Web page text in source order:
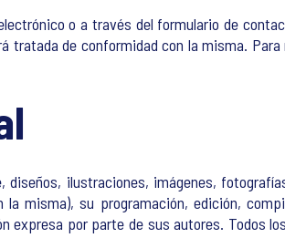
o a través del formulario de
tratada de conformidad con la misma.
ilustraciones, imágenes,
misma), su programación, edición,
expresa por parte de sus autores. Todos